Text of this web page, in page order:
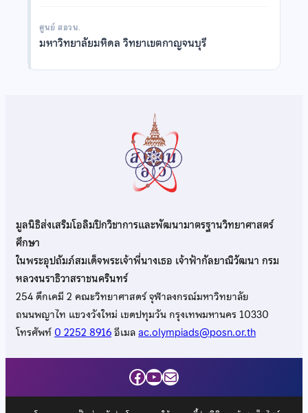
ศูนย์ สอวน.
มหาวิทยาลัยมหิดล วิทยาเขตกาญจนบุรี
มูลนิธิส่งเสริมโอลิมปิกวิชาการและพัฒนามาตรฐานวิทยาศาสตร์
ศึกษา
ในพระอุปถัมภ์สมเด็จพระเจ้าพี่นางเธอ เจ้าฟ้ากัลยาณิวัฒนา กรม
หลวงนราธิวาสราชนครินทร์
254 ตึกเคมี 2 คณะวิทยาศาสตร์ จุฬาลงกรณ์มหาวิทยาลัย
ถนนพญาไท แขวงวังใหม่ เขตปทุมวัน กรุงเทพมหานคร 10330
โทรศัพท์0 2252 8916อีเมลac.olympiads@posn.or.th
Facebook
YouTube
Mail